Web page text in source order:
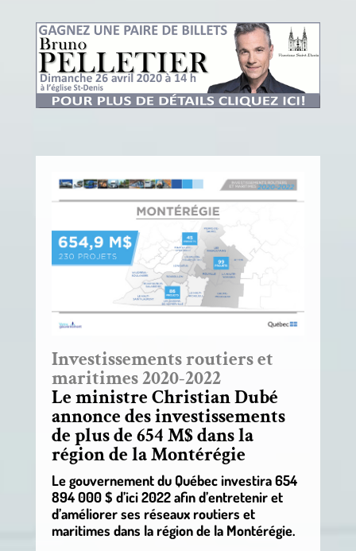
Investissements routiers et
maritimes 2020-2022
Le ministre Christian Dubé
annonce des investissements
de plus de 654 M$ dans la
région de la Montérégie
Le gouvernement du Québec investira 654
894 000 $ d’ici 2022 afin d’entretenir et
d’améliorer ses réseaux routiers et
maritimes dans la région de la Montérégie.